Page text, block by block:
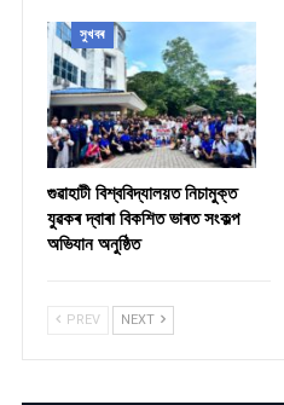
সুখবৰ
গুৱাহাটী বিশ্ববিদ্যালয়ত নিচামুক্ত
যুৱকৰ দ্বাৰা বিকশিত ভাৰত সংকল্প
অভিযান অনুষ্ঠিত
PREV NEXT